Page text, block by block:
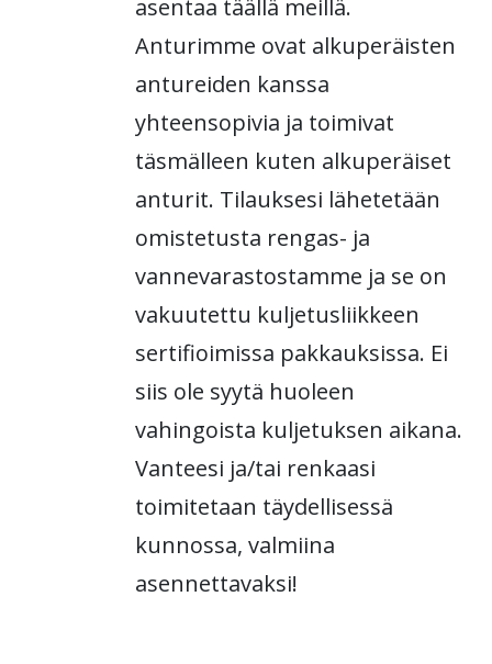
asentaa täällä meillä.
Anturimme ovat alkuperäisten
antureiden kanssa
yhteensopivia ja toimivat
täsmälleen kuten alkuperäiset
anturit. Tilauksesi lähetetään
omistetusta rengas- ja
vannevarastostamme ja se on
vakuutettu kuljetusliikkeen
sertifioimissa pakkauksissa. Ei
siis ole syytä huoleen
vahingoista kuljetuksen aikana.
Vanteesi ja/tai renkaasi
toimitetaan täydellisessä
kunnossa, valmiina
asennettavaksi!